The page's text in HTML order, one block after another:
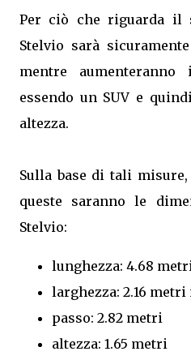
Per ciò che riguarda il
Stelvio sarà
mentre
essendo un SUV e
altezza.
Sulla base di tali
queste saranno le
Stelvio:
lunghezza: 4.68 metri
larghezza: 2.16
passo: 2.82 metri
altezza: 1.65 metri